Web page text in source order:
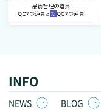
INFO
NEWS BLOG